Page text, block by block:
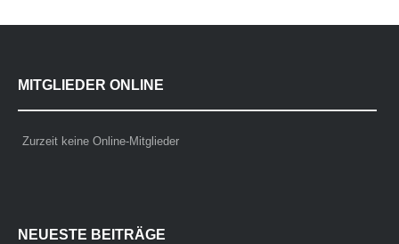
MITGLIEDER ONLINE
Zurzeit keine Online-Mitglieder
NEUESTE BEITRÄGE